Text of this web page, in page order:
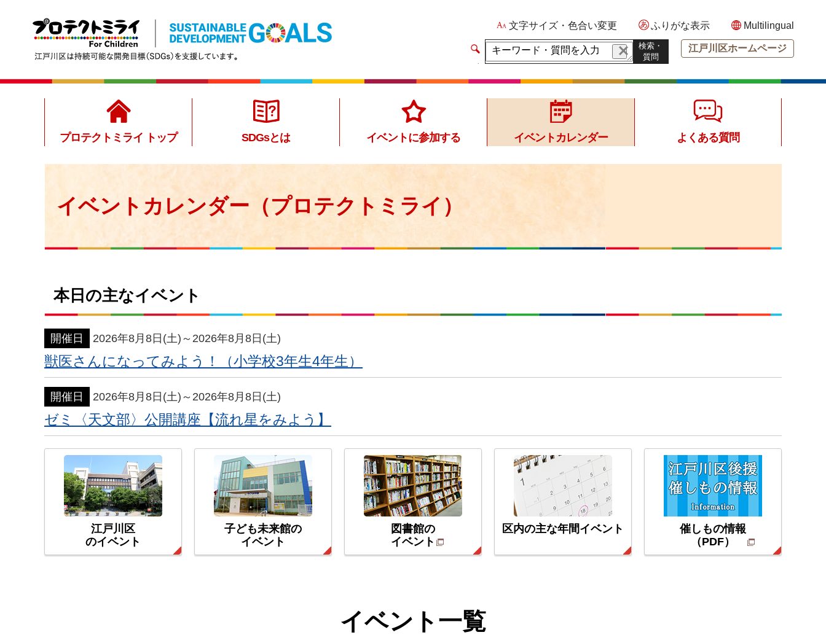
プロテクトミライトップ
江戸川区は持続可能な開発目標（SDGs）を支援していま
文字サイズ・色合い変更 ふりがな表示 Multilingual
イ
ト
検索・
質問
江戸川区ホームページ
プロテクトミライ トップ SDGsとは イベントに参加する イベントカレンダー よくある質問
イベントカレンダー（プロテクトミライ）
本日の主なイベント
開催日 2026年8月8日(土)～2026年8月8日(土)
獣医さんになってみよう！（小学校3年生4年生）
開催日 2026年8月8日(土)～2026年8月8日(土)
ゼミ〈天文部〉公開講座【流れ星をみよう】
江戸川区
のイベント
子ども未来館の
イベント
図書館の
イベント
区内の主な年間イベント
催しもの情報
（PDF）
イベント一覧